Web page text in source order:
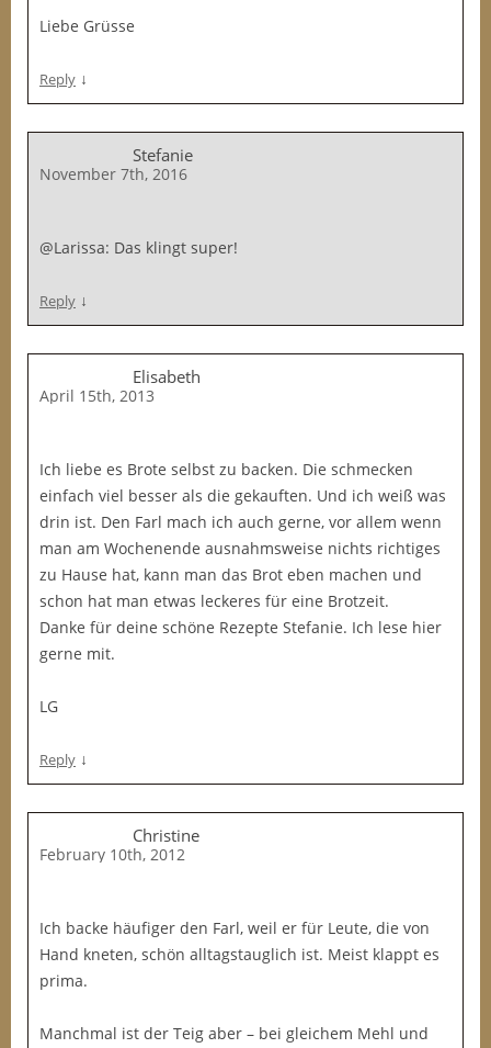
Liebe Grüsse
Reply ↓
Stefanie
November 7th, 2016
@Larissa: Das klingt super!
Reply ↓
Elisabeth
April 15th, 2013
Ich liebe es Brote selbst zu backen. Die schmecken
einfach viel besser als die gekauften. Und ich weiß was
drin ist. Den Farl mach ich auch gerne, vor allem wenn
man am Wochenende ausnahmsweise nichts richtiges
zu Hause hat, kann man das Brot eben machen und
schon hat man etwas leckeres für eine Brotzeit.
Danke für deine schöne Rezepte Stefanie. Ich lese hier
gerne mit.
LG
Reply ↓
Christine
February 10th, 2012
Ich backe häufiger den Farl, weil er für Leute, die von
Hand kneten, schön alltagstauglich ist. Meist klappt es
prima.
Manchmal ist der Teig aber – bei gleichem Mehl und